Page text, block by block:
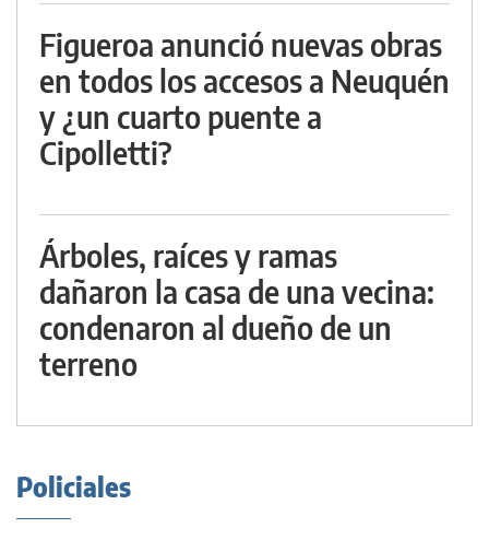
Figueroa anunció nuevas obras
en todos los accesos a Neuquén
y ¿un cuarto puente a
Cipolletti?
Árboles, raíces y ramas
dañaron la casa de una vecina:
condenaron al dueño de un
terreno
Policiales